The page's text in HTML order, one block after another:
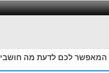
המאפשר לכם לדעת מה